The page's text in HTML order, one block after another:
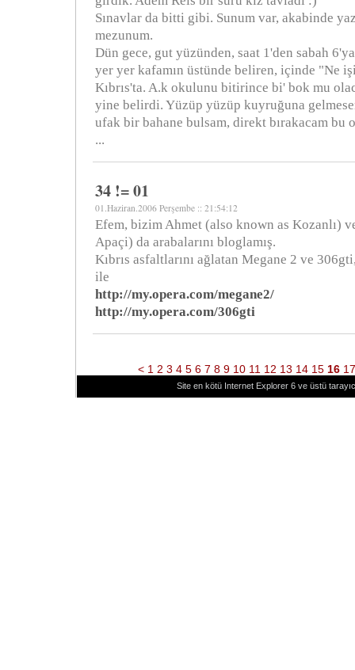
Sınavlar da bitti gibi. Sunum var, akabinde
mezunum.
Dün gece, gut yüzünden, saat 1'den sabah
yer yer kafamın üstünde beliren, içinde "Ne
Kıbrıs'ta. A.k okulunu bitirince bi' bok mu
yine belirdi. Yüzüp yüzüp kuyruğuna
ufak bir bahane bulsam, direkt bırakacam bu
...
34 != 01
01.Haziran.2006 Perşembe :: 21:54:12
Efem, bizim Ahmet (also known as Kozanlı)
Apaçi) da arabalarını bloglamış.
Kıbrıs asfaltlarını ağlatan Megane 2 ve
ile
http://my.opera.com/megane2/
http://my.opera.com/306gti
< 1 2 3 4 5 6 7 8 9 10 11 12 13 14 15 16
Site en kötü Internet Explorer 6 ve üstü